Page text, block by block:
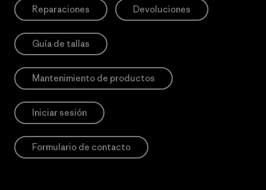
Reparaciones Devoluciones
Guía de tallas
Mantenimiento de productos
Iniciar sesión
Formulario de contacto